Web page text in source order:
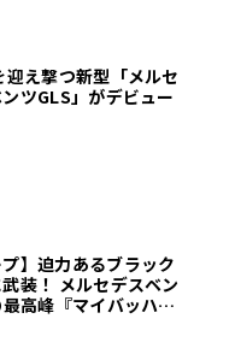
迎え撃つ新型「メルセ
ツGLS」がデビュー
プ】迫力あるブラック
装！ メルセデスベン
高峰『マイバッハGL